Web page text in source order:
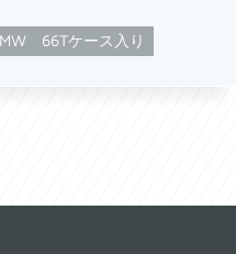
66Tケース入り